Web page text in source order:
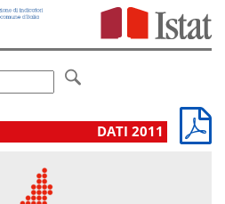
DATI 2011